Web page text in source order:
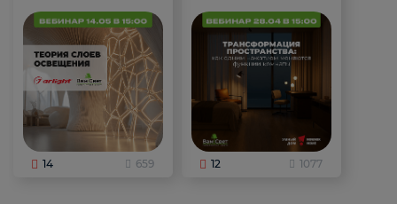
14 659 12 1077